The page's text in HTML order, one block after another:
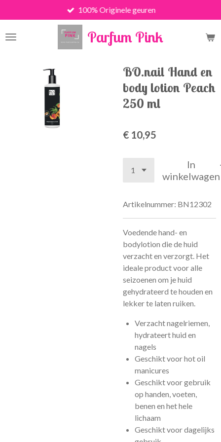
direct
naar
Parfum Pink
100% Originele geuren
BO.nail Hand en
body lotion Peach
250 ml
€ 10,95
In
winkelwagen
Artikelnummer: BN12302
Voedende hand- en
bodylotion die de huid
verzacht en verzorgt. Het
ideale product voor alle
seizoenen om je huid
gehydrateerd te houden en
lekker te laten ruiken.
Verzacht nagelriemen,
hydrateert huid en
nagels
Geschikt voor hot oil
manicures
Geschikt voor gebruik
op handen, voeten,
benen en het hele
lichaam
Geschikt voor dagelijks